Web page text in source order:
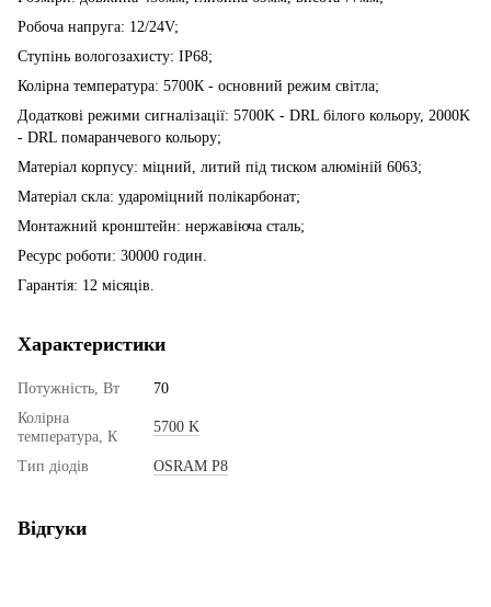
Робоча напруга: 12/24V;
Ступінь вологозахисту: IP68;
Колірна температура: 5700К - основний режим світла;
Додаткові режими сигналізації: 5700K - DRL білого кольору, 2000K
- DRL помаранчевого кольору;
Матеріал корпусу: міцний, литий під тиском алюміній 6063;
Матеріал скла: удароміцний полікарбонат;
Монтажний кронштейн: нержавіюча сталь;
Ресурс роботи: 30000 годин.
Гарантія: 12 місяців.
Характеристики
Потужність, Вт
70
Колірна
температура, К
5700 K
Тип діодів OSRAM P8
Відгуки